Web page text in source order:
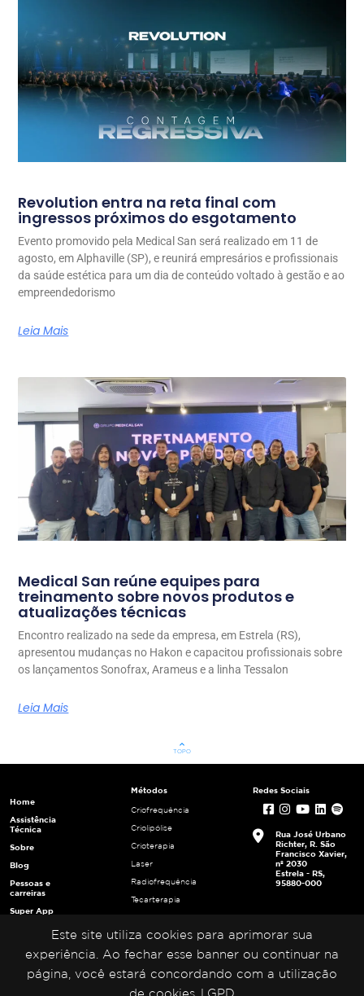
Este site utiliza cookies para aprimorar sua
experiência. Ao fechar esse banner ou continuar na
página, você estará concordando com a utilização
Revolution entra na reta final com
ingressos próximos do esgotamento
Evento promovido pela Medical San será realizado em 11 de
agosto, em Alphaville (SP), e reunirá empresários e profissionais
da saúde estética para um dia de conteúdo voltado à gestão e ao
empreendedorismo
Leia Mais
Medical San reúne equipes para
treinamento sobre novos produtos e
atualizações técnicas
Encontro realizado na sede da empresa, em Estrela (RS),
apresentou mudanças no Hakon e capacitou profissionais sobre
os lançamentos Sonofrax, Arameus e a linha Tessalon
Leia Mais
keyboard_arrow_up
TOPO
Home
Assistência
Técnica
Sobre
Blog
Pessoas e
carreiras
Super App
Multiplicadores
Portal da
Métodos
Criofrequência
Criolipólise
Crioterapia
Laser
Radiofrequência
Tecarterapia
Ultrafrequência
Ultrassom
Redes Sociais
Rua José Urbano
Richter, R. São
Francisco Xavier,
nº 2030
Estrela - RS,
95880-000